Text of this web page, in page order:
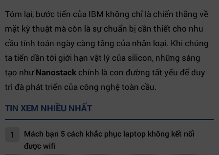
Tóm lại, bước tiến của IBM không chỉ là chiến thắng về
mặt kỹ thuật mà còn là sự chuẩn bị cần thiết cho nhu
cầu tính toán ngày càng tăng của nhân loại. Khi chúng
ta tiến dần tới giới hạn vật lý của silicon, những sáng
tạo nhưNanostack chính là con đường tất yếu để duy
trì đà phát triển của công nghệ toàn cầu.
TIN XEM NHIỀU NHẤT
1
Mách bạn 5 cách khắc phục laptop không kết nối
được wifi